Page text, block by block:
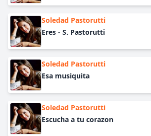
Soledad Pastorutti
Eres - S. Pastorutti
Soledad Pastorutti
Esa musiquita
Soledad Pastorutti
Escucha a tu corazon